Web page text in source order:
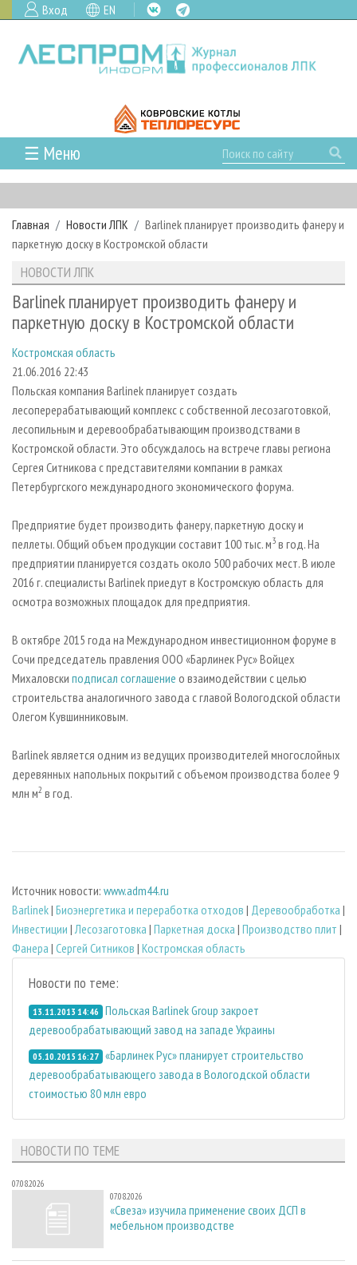
Вход EN
☰ Меню
ГЛАВНАЯ
РУБРИКИ И ТЕМЫ
РУБРИКИ ЖУРНАЛА
ЛЕСОЗАГОТОВКА
ЛЕСОПИЛЕНИЕ
СУШКА ДРЕВЕСИНЫ
ПРОИЗВОДСТВО ДРЕВЕСНЫХ ПЛИТ
ДЕРЕВЯННОЕ ДОМОСТРОЕНИЕ
ПРОИЗВОДСТВО МЕБЕЛИ
БИОЭНЕРГЕТИКА
ИНСТРУМЕНТ И МАТЕРИАЛЫ
НОВОСТИ
НОВОСТИ ЛПК
НОВОСТИ ЖУРНАЛА
ПРОЕКТЫ ЛПИ
АНАЛИТИКА
ПРЕДПРИЯТИЯ ЛПК
ПЕРСОНЫ
МОБИЛЬНЫЕ ВЫСТАВКИ
ОФИЦИАЛЬНЫЕ ДЕЛЕГАЦИИ
ПРИОРИТЕТНЫЕ ИНВЕСТПРОЕКТЫ
RUSSIAN FORESTRY REVIEW
БИБЛИОТЕКА СПЕЦИАЛИСТА
АРХИВ
АРХИВ ЖУРНАЛОВ
О ЖУРНАЛЕ
ПОДПИСКА
КОНТАКТЫ
РЕКЛАМОДАТЕЛЯМ
РЕКЛАМА
РЕКЛАМА НА САЙТЕ
Главная Новости ЛПК
Barlinek планирует производить фанеру и
паркетную доску в Костромской области
НОВОСТИ ЛПК
Barlinek планирует производить фанеру и
паркетную доску в Костромской области
Костромская область
21.06.2016 22:43
Польская компания Barlinek планирует создать
лесоперерабатывающий комплекс с собственной лесозаготовкой,
лесопильным и деревообрабатывающим производствами в
Костромской области. Это обсуждалось на встрече главы региона
Сергея Ситникова с представителями компании в рамках
Петербургского международного экономического форума.
Предприятие будет производить фанеру, паркетную доску и
пеллеты. Общий объем продукции составит 100 тыс. м3 в год. На
предприятии планируется создать около 500 рабочих мест. В июле
2016 г. специалисты Barlinek приедут в Костромскую область для
осмотра возможных площадок для предприятия.
В октябре 2015 года на Международном инвестиционном форуме в
Сочи председатель правления ООО «Барлинек Рус» Войцех
Михаловски подписал соглашение о взаимодействии с целью
строительства аналогичного завода с главой Вологодской области
Олегом Кувшинниковым.
Barlinek является одним из ведущих производителей многослойных
деревянных напольных покрытий с объемом производства более 9
млн м2 в год.
Источник новости: www.adm44.ru
Barlinek| Биoэнергетика и переработка отходов | Деревообработка |
Инвестиции |Лесозаготовка | Паркетная доска | Производство плит |
Фанера | Сергей Ситников | Костромская область
Новости по теме:
13.11.2013 14:46 Польская Barlinek Group закроет
деревообрабатывающий завод на западе Украины
05.10.2015 16:27 «Барлинек Рус» планирует строительство
деревообрабатывающего завода в Вологодской области
стоимостью 80 млн евро
НОВОСТИ ПО ТЕМЕ
07.08.2026
07.08.2026
«Свеза» изучила применение своих ДСП в
мебельном производстве